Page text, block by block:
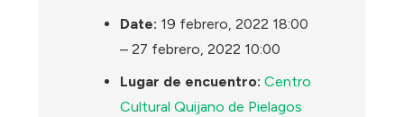
Date: 19 febrero, 2022 18:00
–27 febrero, 2022 10:00
Lugar de encuentro: Centro
Cultural Quijano de Pielagos